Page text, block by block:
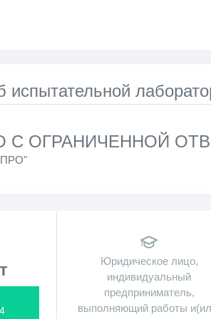
испытательной
С ОГРАНИЧЕННОЙ
Юридическое лицо,
индивидуальный
предприниматель,
выполняющий работы